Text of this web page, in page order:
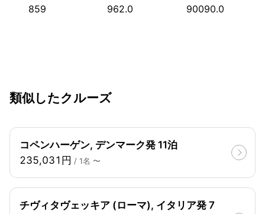
859 962.0 90090.0
類似したクルーズ
コペンハーゲン, デンマーク発 11泊
235,031円 / 1名 〜
チヴィタヴェッキア (ローマ), イタリア発 7